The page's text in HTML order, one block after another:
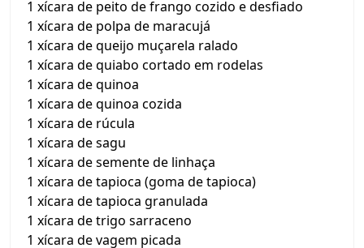
1 xícara de peito de frango cozido e desfiado
1 xícara de polpa de maracujá
1 xícara de queijo muçarela ralado
1 xícara de quiabo cortado em rodelas
1 xícara de quinoa
1 xícara de quinoa cozida
1 xícara de rúcula
1 xícara de sagu
1 xícara de semente de linhaça
1 xícara de tapioca (goma de tapioca)
1 xícara de tapioca granulada
1 xícara de trigo sarraceno
1 xícara de vagem picada